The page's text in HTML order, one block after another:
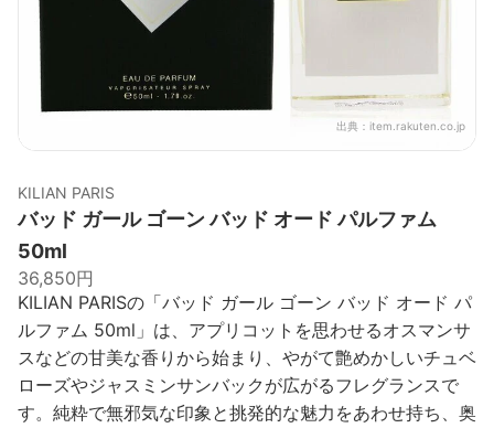
出典： item.rakuten.co.jp
KILIAN PARIS
バッド ガール ゴーン バッド オード パルファム
50ml
36,850円
KILIAN PARISの「バッド ガール ゴーン バッド オード パ
ルファム 50ml」は、アプリコットを思わせるオスマンサ
スなどの甘美な香りから始まり、やがて艶めかしいチュベ
ローズやジャスミンサンバックが広がるフレグランスで
す。純粋で無邪気な印象と挑発的な魅力をあわせ持ち、奥